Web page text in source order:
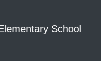
School